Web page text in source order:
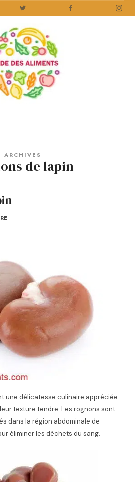
ARCHIVES
de lapin
une délicatesse culinaire appréciée
texture tendre. Les rognons sont
dans la région abdominale de
éliminer les déchets du sang.